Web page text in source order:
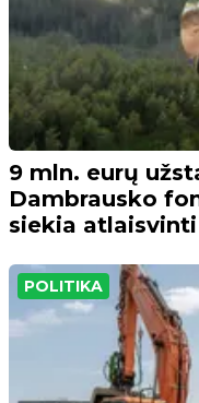
9 mln. eurų
Dambrausko
siekia
POLITIKA